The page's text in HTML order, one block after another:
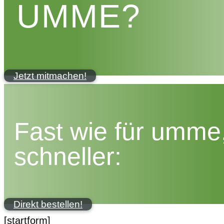
UMME?
Jetzt mitmachen!
Fast wie für
schneller:
Direkt bestellen!
[startform]